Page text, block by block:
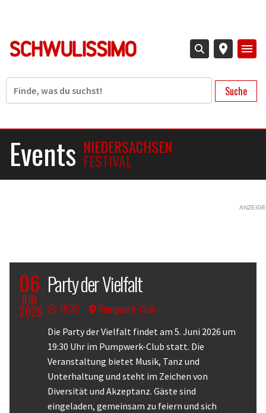
Suche
Events NIEDERSACHSEN
FESTIVAL
ANZEIGE
06
JUN
2026
Party der Vielfalt
19:30 Pumpwerk-Club
Body
Die Party der Vielfalt findet am 5. Juni 2026 um
19:30 Uhr im Pumpwerk-Club statt. Die
Veranstaltung bietet Musik, Tanz und
Unterhaltung und steht im Zeichen von
Diversität und Akzeptanz. Gäste sind
eingeladen, gemeinsam zu feiern und sich